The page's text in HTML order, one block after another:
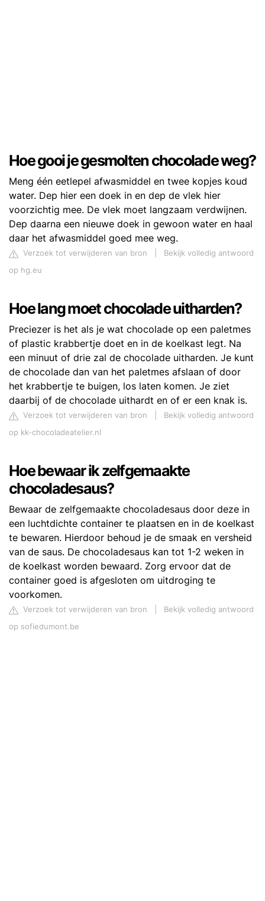
Hoe gooi je gesmolten chocolade weg?
Meng één eetlepel afwasmiddel en twee kopjes koud
water. Dep hier een doek in en dep de vlek hier
voorzichtig mee. De vlek moet langzaam verdwijnen.
Dep daarna een nieuwe doek in gewoon water en haal
daar het afwasmiddel goed mee weg.
Verzoek tot verwijderen van bron
Bekijk volledig antwoord
op hg.eu
Hoe lang moet chocolade uitharden?
Preciezer is het als je wat chocolade op een paletmes
of plastic krabbertje doet en in de koelkast legt. Na
een minuut of drie zal de chocolade uitharden. Je kunt
de chocolade dan van het paletmes afslaan of door
het krabbertje te buigen, los laten komen. Je ziet
daarbij of de chocolade uithardt en of er een knak is.
Verzoek tot verwijderen van bron
Bekijk volledig antwoord
op kk-chocoladeatelier.nl
Hoe bewaar ik zelfgemaakte
chocoladesaus?
Bewaar de zelfgemaakte chocoladesaus door deze in
een luchtdichte container te plaatsen en in de koelkast
te bewaren. Hierdoor behoud je de smaak en versheid
van de saus. De chocoladesaus kan tot 1-2 weken in
de koelkast worden bewaard. Zorg ervoor dat de
container goed is afgesloten om uitdroging te
voorkomen.
Verzoek tot verwijderen van bron
Bekijk volledig antwoord
op sofiedumont.be